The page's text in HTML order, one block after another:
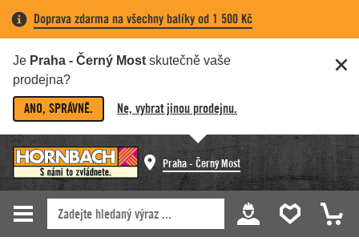
Doprava zdarma na všechny balíky od 1 500 Kč
Je Praha - Černý Most skutečně vaše
prodejna?
ANO, SPRÁVNĚ. Ne, vybrat jinou prodejnu.
Praha - Černý Most